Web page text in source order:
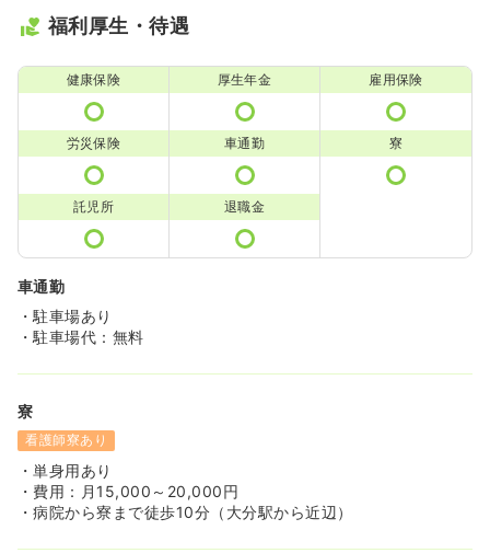
福利厚生・待遇
健康保険 厚生年金 雇用保険
労災保険 車通勤 寮
託児所 退職金
車通勤
・駐車場あり
・駐車場代：無料
寮
看護師寮あり
・単身用あり
・費用：月15,000～20,000円
・病院から寮まで徒歩10分（大分駅から近辺）